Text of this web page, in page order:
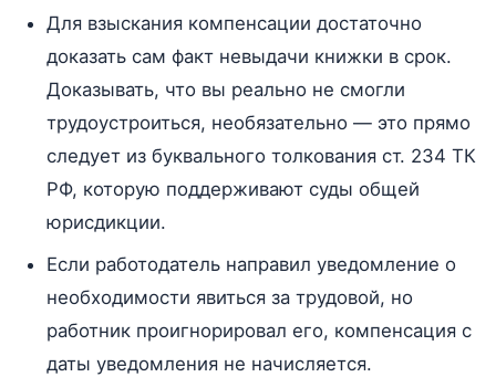
Для взыскания компенсации достаточно
доказать сам факт невыдачи книжки в срок.
Доказывать, что вы реально не смогли
трудоустроиться, необязательно — это прямо
следует из буквального толкования ст. 234 ТК
РФ, которую поддерживают суды общей
юрисдикции.
Если работодатель направил уведомление о
необходимости явиться за трудовой, но
работник проигнорировал его, компенсация с
даты уведомления не начисляется.